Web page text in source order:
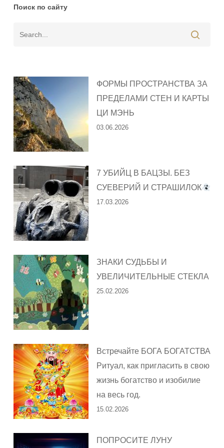
Поиск по сайту
ФОРМЫ ПРОСТРАНСТВА ЗА
ПРЕДЕЛАМИ СТЕН И КАРТЫ
ЦИ МЭНЬ
03.06.2026
7 УБИЙЦ В БАЦЗЫ. БЕЗ
СУЕВЕРИЙ И СТРАШИЛОК
17.03.2026
ЗНАКИ СУДЬБЫ И
УВЕЛИЧИТЕЛЬНЫЕ СТЕКЛА
25.02.2026
Встречайте БОГА БОГАТСТВА
Ритуал, как пригласить в свою
жизнь богатство и изобилие
на весь год.
15.02.2026
ПОПРОСИТЕ ЛУНУ